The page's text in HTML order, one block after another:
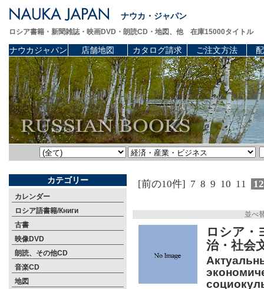
ナウカ・ジャパン
ロシア書籍・新聞雑誌・映画DVD・朗読CD・地図、他 在庫15000タイトル
ナウカジャパン 店舗地図 カタログ請求 ご注文方法
カテゴリー
カレンダー
ロシア語書籍/Книги
古書
映像DVD
朗読、その他CD
音楽CD
地図
[前の10件] 7 8 9 10 11
並べ
ロシア・
治・社会